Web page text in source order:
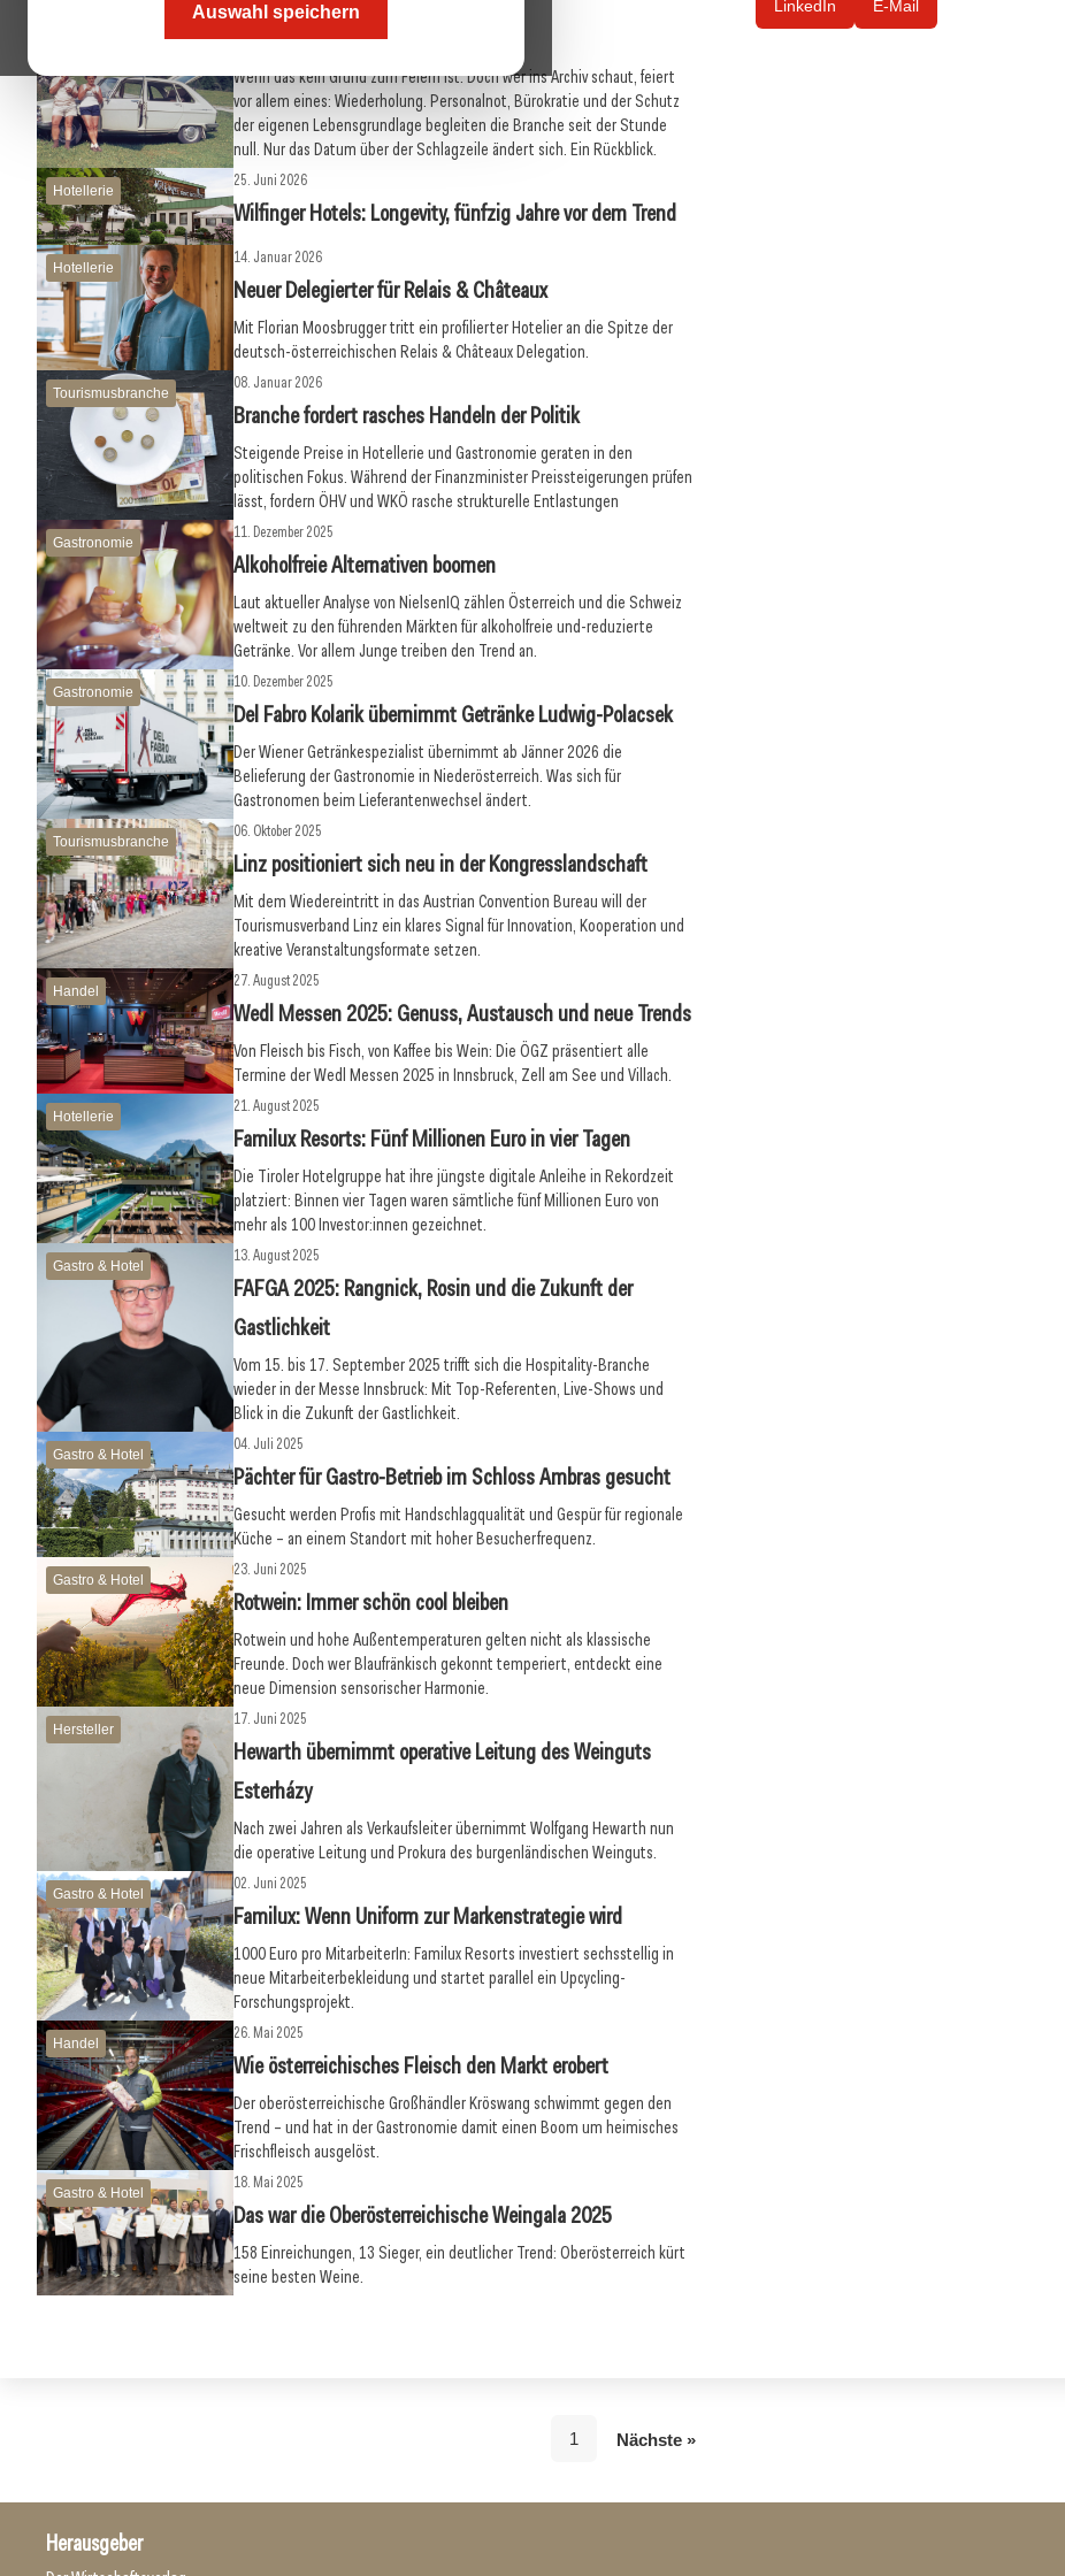
Auswahl speichern
02. Juli 2026
80 Jahre ÖGZ
Wenn das kein Grund zum Feiern ist. Doch wer ins Archiv schaut, feiert
vor allem eines: Wiederholung. Personalnot, Bürokratie und der Schutz
der eigenen Lebensgrundlage begleiten die Branche seit der Stunde
null. Nur das Datum über der Schlagzeile ändert sich. Ein Rückblick.
Hotellerie
25. Juni 2026
Wilfinger Hotels: Longevity, fünfzig Jahre vor dem Trend
Hotellerie
14. Januar 2026
Neuer Delegierter für Relais & Châteaux
Mit Florian Moosbrugger tritt ein profilierter Hotelier an die Spitze der
deutsch-österreichischen Relais & Châteaux Delegation.
Tourismusbranche
08. Januar 2026
Branche fordert rasches Handeln der Politik
Steigende Preise in Hotellerie und Gastronomie geraten in den
politischen Fokus. Während der Finanzminister Preissteigerungen prüfen
lässt, fordern ÖHV und WKÖ rasche strukturelle Entlastungen
Gastronomie
11. Dezember 2025
Alkoholfreie Alternativen boomen
Laut aktueller Analyse von NielsenIQ zählen Österreich und die Schweiz
weltweit zu den führenden Märkten für alkoholfreie und-reduzierte
Getränke. Vor allem Junge treiben den Trend an.
Gastronomie
10. Dezember 2025
Del Fabro Kolarik übernimmt Getränke Ludwig-Polacsek
Der Wiener Getränkespezialist übernimmt ab Jänner 2026 die
Belieferung der Gastronomie in Niederösterreich. Was sich für
Gastronomen beim Lieferantenwechsel ändert.
Tourismusbranche
06. Oktober 2025
Linz positioniert sich neu in der Kongresslandschaft
Mit dem Wiedereintritt in das Austrian Convention Bureau will der
Tourismusverband Linz ein klares Signal für Innovation, Kooperation und
kreative Veranstaltungsformate setzen.
Handel
27. August 2025
Wedl Messen 2025: Genuss, Austausch und neue Trends
Von Fleisch bis Fisch, von Kaffee bis Wein: Die ÖGZ präsentiert alle
Termine der Wedl Messen 2025 in Innsbruck, Zell am See und Villach.
Hotellerie
21. August 2025
Familux Resorts: Fünf Millionen Euro in vier Tagen
Die Tiroler Hotelgruppe hat ihre jüngste digitale Anleihe in Rekordzeit
platziert: Binnen vier Tagen waren sämtliche fünf Millionen Euro von
mehr als 100 Investor:innen gezeichnet.
Gastro & Hotel
13. August 2025
FAFGA 2025: Rangnick, Rosin und die Zukunft der
Gastlichkeit
Vom 15. bis 17. September 2025 trifft sich die Hospitality-Branche
wieder in der Messe Innsbruck: Mit Top-Referenten, Live-Shows und
Blick in die Zukunft der Gastlichkeit.
Gastro & Hotel
04. Juli 2025
Pächter für Gastro-Betrieb im Schloss Ambras gesucht
Gesucht werden Profis mit Handschlagqualität und Gespür für regionale
Küche – an einem Standort mit hoher Besucherfrequenz.
Gastro & Hotel
23. Juni 2025
Rotwein: Immer schön cool bleiben
Rotwein und hohe Außentemperaturen gelten nicht als klassische
Freunde. Doch wer Blaufränkisch gekonnt temperiert, entdeckt eine
neue Dimension sensorischer Harmonie.
Hersteller
17. Juni 2025
Hewarth übernimmt operative Leitung des Weinguts
Esterházy
Nach zwei Jahren als Verkaufsleiter übernimmt Wolfgang Hewarth nun
die operative Leitung und Prokura des burgenländischen Weinguts.
Gastro & Hotel
02. Juni 2025
Familux: Wenn Uniform zur Markenstrategie wird
1000 Euro pro MitarbeiterIn: Familux Resorts investiert sechsstellig in
neue Mitarbeiterbekleidung und startet parallel ein Upcycling-
Forschungsprojekt.
Handel
26. Mai 2025
Wie österreichisches Fleisch den Markt erobert
Der oberösterreichische Großhändler Kröswang schwimmt gegen den
Trend – und hat in der Gastronomie damit einen Boom um heimisches
Frischfleisch ausgelöst.
Gastro & Hotel
18. Mai 2025
Das war die Oberösterreichische Weingala 2025
158 Einreichungen, 13 Sieger, ein deutlicher Trend: Oberösterreich kürt
seine besten Weine.
LinkedIn E-Mail
1 Nächste »
Herausgeber